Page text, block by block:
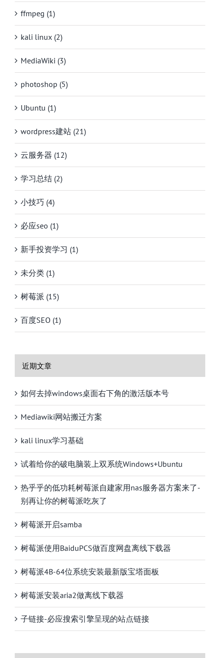
ffmpeg (1)
kali linux (2)
MediaWiki (3)
photoshop (5)
Ubuntu (1)
wordpress建站 (21)
云服务器 (12)
学习总结 (2)
小技巧 (4)
必应seo (1)
新手投资学习 (1)
未分类 (1)
树莓派 (15)
百度SEO (1)
近期文章
如何去掉windows桌面右下角的激活版本号
Mediawiki网站搬迁方案
kali linux学习基础
试着给你的破电脑装上双系统Windows+Ubuntu
热乎乎的低功耗树莓派自建家用nas服务器方案来了-
别再让你的树莓派吃灰了
树莓派开启samba
树莓派使用BaiduPCS做百度网盘离线下载器
树莓派4B-64位系统安装最新版宝塔面板
树莓派安装aria2做离线下载器
子链接-必应搜索引擎呈现的站点链接